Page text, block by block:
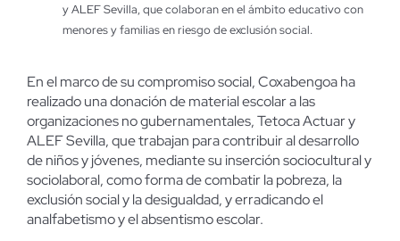
y ALEF Sevilla, que colaboran en el ámbito educativo con
menores y familias en riesgo de exclusión social.
En el marco de su compromiso social, Coxabengoa ha
realizado una donación de material escolar a las
organizaciones no gubernamentales, Tetoca Actuar y
ALEF Sevilla, que trabajan para contribuir al desarrollo
de niños y jóvenes, mediante su inserción sociocultural y
sociolaboral, como forma de combatir la pobreza, la
exclusión social y la desigualdad, y erradicando el
analfabetismo y el absentismo escolar.